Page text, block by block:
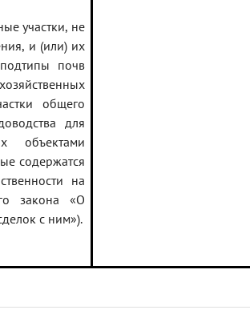
участки, не
и (или) их
почв
общего
для
объектами
содержатся
на
закона «О
с ним»).